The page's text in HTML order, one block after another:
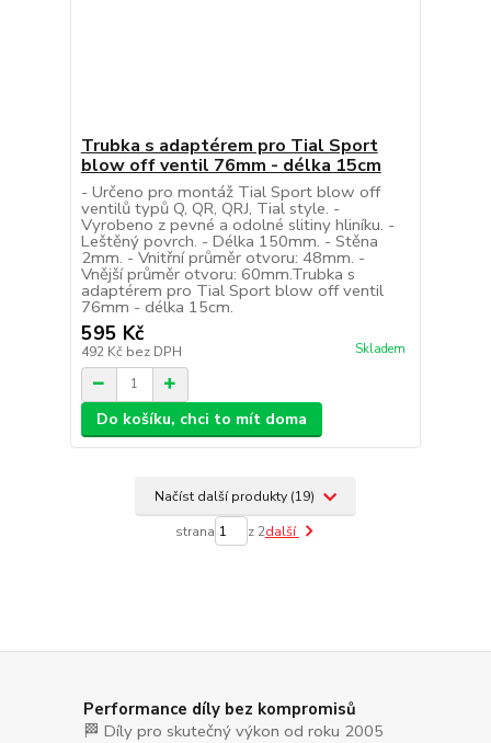
Trubka s adaptérem pro Tial Sport
blow off ventil 76mm - délka 15cm
- Určeno pro montáž Tial Sport blow off
ventilů typů Q, QR, QRJ, Tial style. -
Vyrobeno z pevné a odolné slitiny hliníku. -
Leštěný povrch. - Délka 150mm. - Stěna
2mm. - Vnitřní průměr otvoru: 48mm. -
Vnější průměr otvoru: 60mm.Trubka s
adaptérem pro Tial Sport blow off ventil
76mm - délka 15cm.
595 Kč
492 Kč bez DPH Skladem
Do košíku, chci to mít doma
Načíst další produkty (19)
strana z 2další
Performance díly bez kompromisů
🏁 Díly pro skutečný výkon od roku 2005